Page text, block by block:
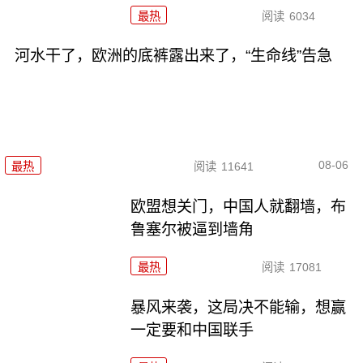
最热 阅读 6034
河水干了，欧洲的底裤露出来了，“生命线”告急
最热 阅读 11641 08-06
欧盟想关门，中国人就翻墙，布
鲁塞尔被逼到墙角
最热 阅读 17081
暴风来袭，这局决不能输，想赢
一定要和中国联手